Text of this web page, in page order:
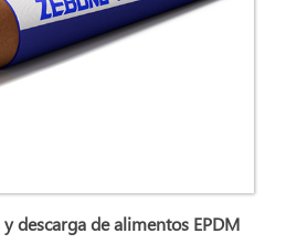
descarga de alimentos EPDM